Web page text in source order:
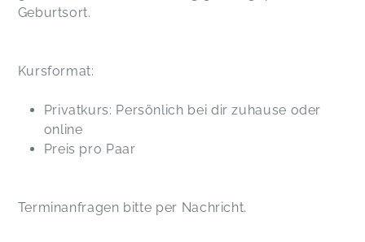
Geburtsort.
Kursformat:
Privatkurs: Persönlich bei dir zuhause oder
online
Preis pro Paar
Terminanfragen bitte per Nachricht.